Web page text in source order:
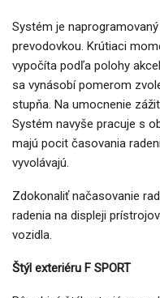
Systém je
prevodovkou. Krútiaci
vypočíta podľa polohy
sa vynásobí pomerom
stupňa. Na umocnenie
Systém navyše pracuje s
majú pocit časovania
vyvolávajú.
Zdokonaliť načasovanie
radenia na displeji
vozidla.
Štýl exteriéru F SPORT